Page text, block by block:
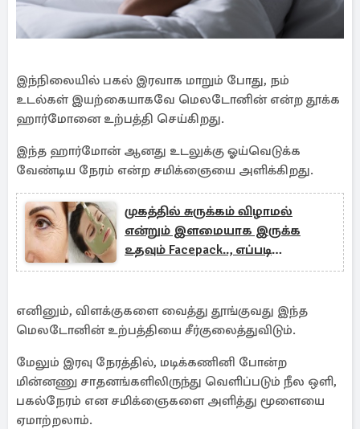
இந்நிலையில் பகல் இரவாக மாறும் போது, நம்
உடல்கள் இயற்கையாகவே மெலடோனின் என்ற தூக்க
ஹார்மோனை உற்பத்தி செய்கிறது.
இந்த ஹார்மோன் ஆனது உடலுக்கு ஓய்வெடுக்க
வேண்டிய நேரம் என்ற சமிக்ஞையை அளிக்கிறது.
முகத்தில் சுருக்கம் விழாமல்
என்றும் இளமையாக இருக்க
உதவும் Facepack.., எப்படி
தயாரிப்பது?
எனினும், விளக்குகளை வைத்து தூங்குவது இந்த
மெலடோனின் உற்பத்தியை சீர்குலைத்துவிடும்.
மேலும் இரவு நேரத்தில், மடிக்கணினி போன்ற
மின்னணு சாதனங்களிலிருந்து வெளிப்படும் நீல ஒளி,
பகல்நேரம் என சமிக்ஞைகளை அளித்து மூளையை
ஏமாற்றலாம்.